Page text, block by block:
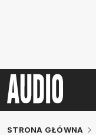
STRONA GŁÓWNA